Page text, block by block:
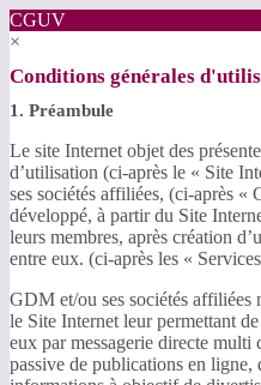
CGUV
×
Conditions générales
1. Préambule
Le site Internet objet des
d’utilisation (ci-après le « Site
ses sociétés affiliées, (ci-après
développé, à partir du Site
leurs membres, après création
entre eux. (ci-après les «
GDM et/ou ses sociétés affiliées
le Site Internet leur permettant
eux par messagerie directe multi
passive de publications en